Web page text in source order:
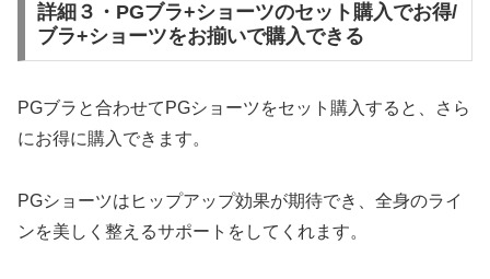
詳細３・PGブラ+ショーツのセット購入でお得/
ブラ+ショーツをお揃いで購入できる
PGブラと合わせてPGショーツをセット購入すると、さら
にお得に購入できます。
PGショーツはヒップアップ効果が期待でき、全身のライ
ンを美しく整えるサポートをしてくれます。